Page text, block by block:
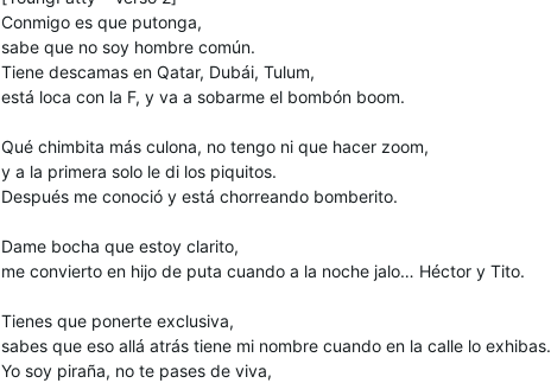
Conmigo es que putonga,
sabe que no soy hombre común.
Tiene descamas en Qatar, Dubái, Tulum,
está loca con la F, y va a sobarme el bombón boom.
Qué chimbita más culona, no tengo ni que hacer zoom,
y a la primera solo le di los piquitos.
Después me conoció y está chorreando bomberito.
Dame bocha que estoy clarito,
me convierto en hijo de puta cuando a la noche jalo… Héctor y Tito.
Tienes que ponerte exclusiva,
sabes que eso allá atrás tiene mi nombre cuando en la calle lo exhibas.
Yo soy piraña, no te pases de viva,